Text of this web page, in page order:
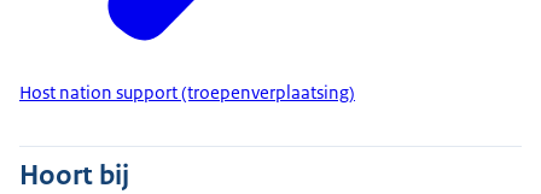
Host nation support (troepenverplaatsing)
Hoort bij